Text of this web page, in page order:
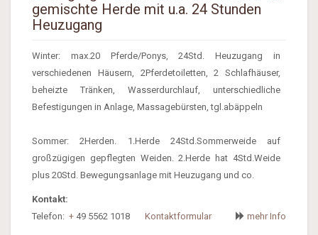
gemischte Herde mit u.a. 24 Stunden
Heuzugang
Winter: max.20 Pferde/Ponys, 24Std. Heuzugang in
verschiedenen Häusern, 2Pferdetoiletten, 2 Schlafhäuser,
beheizte Tränken, Wasserdurchlauf, unterschiedliche
Befestigungen in Anlage, Massagebürsten, tgl.abäppeln
Sommer: 2Herden. 1.Herde 24Std.Sommerweide auf
großzügigen gepflegten Weiden. 2.Herde hat 4Std.Weide
plus 20Std. Bewegungsanlage mit Heuzugang und co.
Kontakt:
Telefon: + 49 5562 1018 Kontaktformular mehr Info